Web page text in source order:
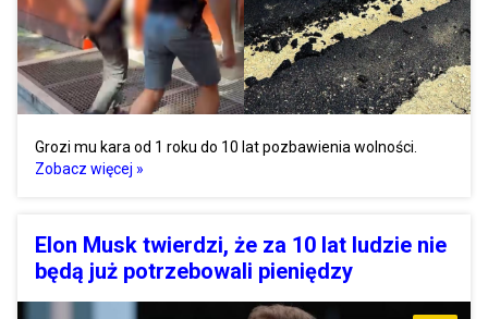
Grozi mu kara od 1 roku do 10 lat pozbawienia wolności.
Zobacz więcej »
Elon Musk twierdzi, że za 10 lat ludzie nie
będą już potrzebowali pieniędzy